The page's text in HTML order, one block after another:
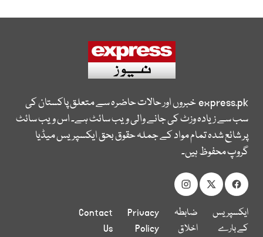
express.pkخبروں اور حالات حاضرہ سے متعلق پاکستان کی
سب سے زیادہ وزٹ کی جانے والی ویب سائٹ ہے۔ اس ویب سائٹ
پر شائع شدہ تمام مواد کے جملہ حقوق بحق ایکسپریس میڈیا
گروپ محفوظ ہیں۔
ایکسپریس
کے بارے
ضابطہ
اخلاق
Privacy
Policy
Contact
Us